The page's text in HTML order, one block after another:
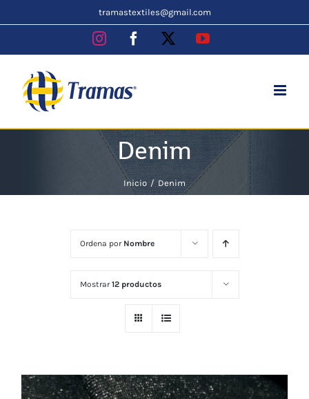
to
tramastextiles@gmail.com
InstagramFacebook YouTube
Denim
Inicio Denim
Ordena por Nombre
Mostrar12 productos